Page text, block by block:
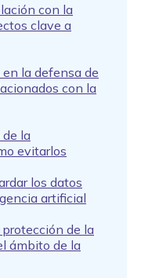
con la
clave a
la defensa de
con la
de la
evitarlos
los datos
artificial
de la
ámbito de la